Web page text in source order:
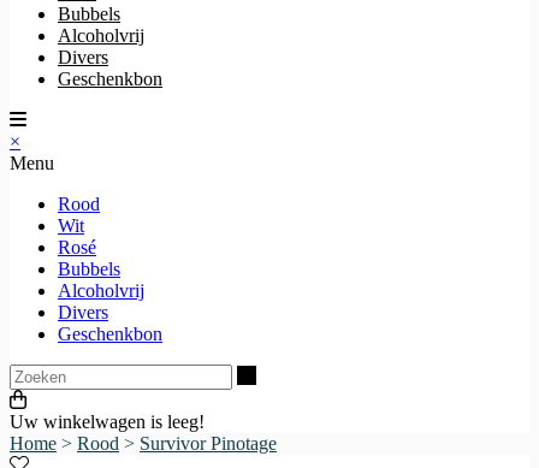
Bubbels
Alcoholvrij
Divers
Geschenkbon
×
Menu
Rood
Wit
Rosé
Bubbels
Alcoholvrij
Divers
Geschenkbon
Uw winkelwagen is leeg!
Home > Rood > Survivor Pinotage